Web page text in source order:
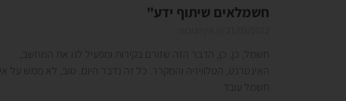
חשמלאים שיתוף ידע"
חשמל, כן, כן, הדבר הזה שזורם בקירות ומפעיל לנו את המחשב,
האינטרנט, הטלוויזיה והמקרר. כל זה נדבר היום. טוב, לא ממש על איך
חשמל עובד